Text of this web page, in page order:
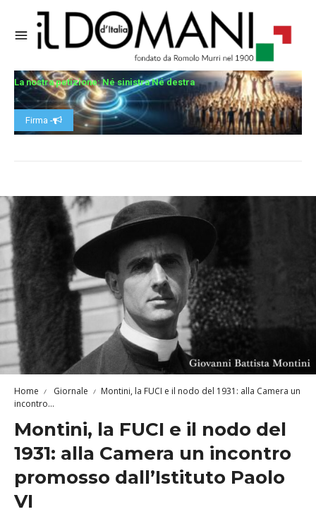
La nostra petizione: Né sinistra Né destra
Firma -
Home Giornale
Montini, la FUCI e il nodo del 1931: alla Camera un
incontro...
Montini, la FUCI e il nodo del
1931: alla Camera un incontro
promosso dall’Istituto Paolo
VI